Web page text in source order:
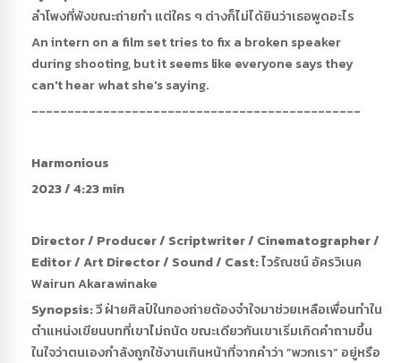
ลำโพงที่พังขณะถ่ายทำ แต่ใคร ๆ ต่างก็ไม่ได้ยินว่าเธอพูดอะไร
An intern on a film set tries to fix a broken speaker
during shooting, but it seems like everyone says they
can't hear what she's saying.
----------------------------------------------
Harmonious
2023 / 4:23 min
Director / Producer / Scriptwriter / Cinematographer /
Editor / Art Director / Sound / Cast:ไวรัณชน์ อัครวิเนค
Wairun Akarawinake
Synopsis:วี ฝ่ายศิลป์ในกองถ่ายต้องจำใจมาช่วยเหลือเพื่อนทำใน
ตำแหน่งเขียนบทที่เขาไม่ถนัด ขณะเดียวกันเขาเริ่มเกิดคำถามขึ้น
ในใจว่าตนเองกำลังถูกใช้งานเกินหน้าที่จากคำว่า ”พวกเรา” อยู่หรือ